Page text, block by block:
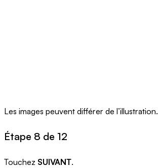
Les images peuvent différer de l’illustration.
Étape 8 de 12
Touchez SUIVANT.